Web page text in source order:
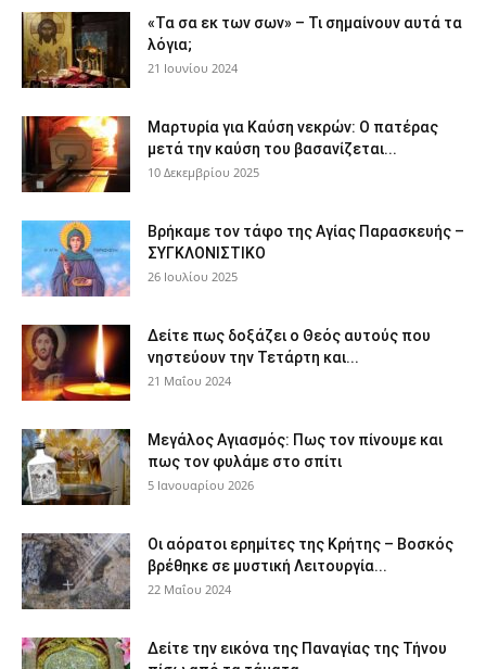
«Τα σα εκ των σων» – Τι σημαίνουν αυτά τα
λόγια;
21 Ιουνίου 2024
Μαρτυρία για Καύση νεκρών: Ο πατέρας
μετά την καύση του βασανίζεται...
10 Δεκεμβρίου 2025
Βρήκαμε τον τάφο της Αγίας Παρασκευής –
ΣΥΓΚΛΟΝΙΣΤΙΚΟ
26 Ιουλίου 2025
Δείτε πως δοξάζει ο Θεός αυτούς που
νηστεύουν την Τετάρτη και...
21 Μαΐου 2024
Μεγάλος Αγιασμός: Πως τον πίνουμε και
πως τον φυλάμε στο σπίτι
5 Ιανουαρίου 2026
Οι αόρατοι ερημίτες της Κρήτης – Βοσκός
βρέθηκε σε μυστική Λειτουργία...
22 Μαΐου 2024
Δείτε την εικόνα της Παναγίας της Τήνου